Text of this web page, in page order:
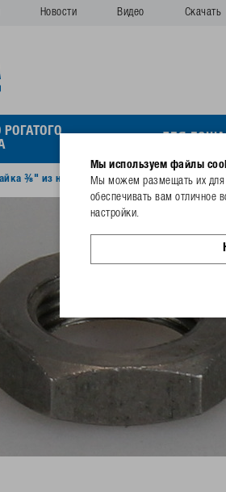
Новости Видео Скачать
⅜" из нерж. стали
Мы используем файлы
Мы можем размещать их для
обеспечивать вам отличное
настройки.